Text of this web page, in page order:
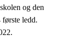
og den
ledd.